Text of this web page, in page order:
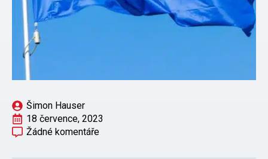
Šimon Hauser
18 července, 2023
Žádné komentáře